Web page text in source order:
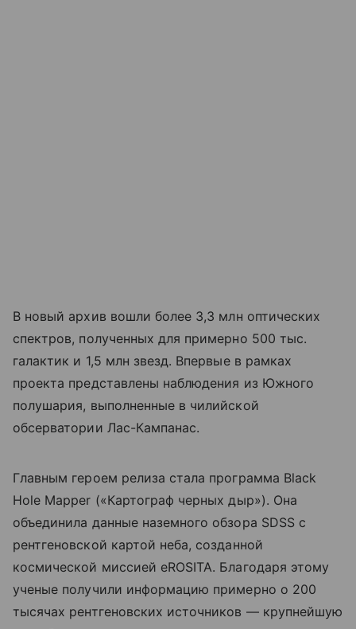
В новый архив вошли более 3,3 млн оптических
спектров, полученных для примерно 500 тыс.
галактик и 1,5 млн звезд. Впервые в рамках
проекта представлены наблюдения из Южного
полушария, выполненные в чилийской
обсерватории Лас-Кампанас.
Главным героем релиза стала программа Black
Hole Mapper («Картограф черных дыр»). Она
объединила данные наземного обзора SDSS с
рентгеновской картой неба, созданной
космической миссией eROSITA. Благодаря этому
ученые получили информацию примерно о 200
тысячах рентгеновских источников — крупнейшую